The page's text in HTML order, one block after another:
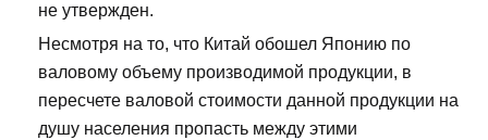
не утвержден.
Несмотря на то, что Китай обошел Японию по
валовому объему производимой продукции, в
пересчете валовой стоимости данной продукции на
душу населения пропасть между этими